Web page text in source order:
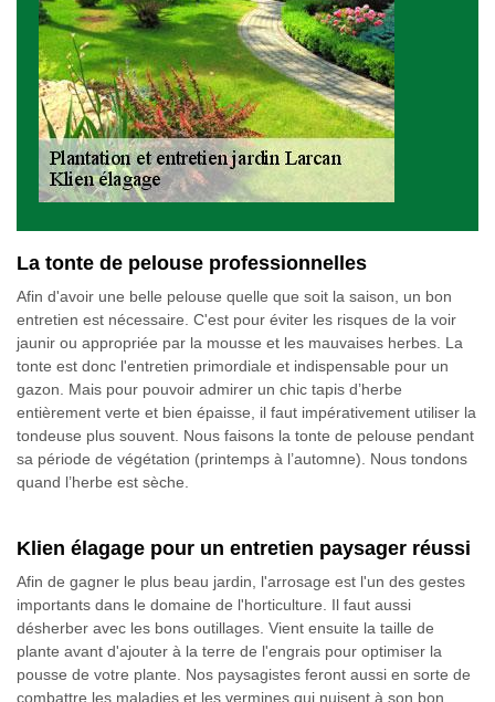
La tonte de pelouse professionnelles
Afin d'avoir une belle pelouse quelle que soit la saison, un bon
entretien est nécessaire. C'est pour éviter les risques de la voir
jaunir ou appropriée par la mousse et les mauvaises herbes. La
tonte est donc l'entretien primordiale et indispensable pour un
gazon. Mais pour pouvoir admirer un chic tapis d’herbe
entièrement verte et bien épaisse, il faut impérativement utiliser la
tondeuse plus souvent. Nous faisons la tonte de pelouse pendant
sa période de végétation (printemps à l’automne). Nous tondons
quand l’herbe est sèche.
Klien élagage pour un entretien paysager réussi
Afin de gagner le plus beau jardin, l'arrosage est l'un des gestes
importants dans le domaine de l'horticulture. Il faut aussi
désherber avec les bons outillages. Vient ensuite la taille de
plante avant d'ajouter à la terre de l'engrais pour optimiser la
pousse de votre plante. Nos paysagistes feront aussi en sorte de
combattre les maladies et les vermines qui nuisent à son bon